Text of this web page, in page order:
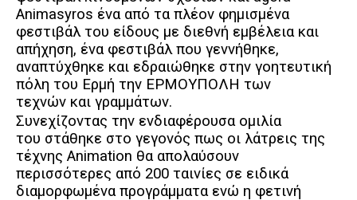
Animasyros ένα από τα πλέον φημισμένα
φεστιβάλ του είδους με διεθνή εμβέλεια και
απήχηση, ένα φεστιβάλ που γεννήθηκε,
αναπτύχθηκε και εδραιώθηκε στην γοητευτική
πόλη του Ερμή την ΕΡΜΟΥΠΟΛΗ των
τεχνών και γραμμάτων.
Συνεχίζοντας την ενδιαφέρουσα ομιλία
του στάθηκε στο γεγονός πως οι λάτρεις της
τέχνης Animation θα απολαύσουν
περισσότερες από 200 ταινίες σε ειδικά
διαμορφωμένα προγράμματα ενώ η φετινή